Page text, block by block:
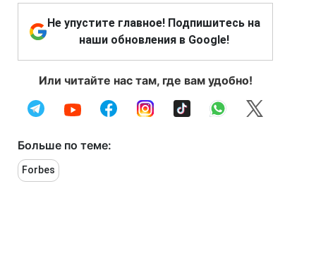
Не упустите главное! Подпишитесь на
наши обновления в Google!
Или читайте нас там, где вам удобно!
Больше по теме:
Forbes